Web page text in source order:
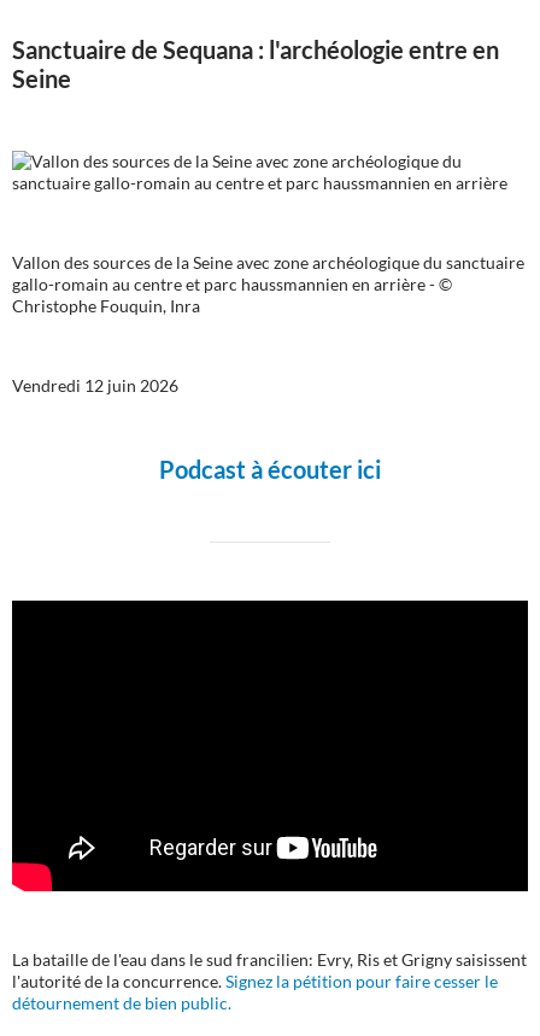
Sanctuaire de Sequana : l'archéologie entre en
Seine
Vallon des sources de la Seine avec zone archéologique du sanctuaire
gallo-romain au centre et parc haussmannien en arrière - ©
Christophe Fouquin, Inra
Vendredi 12 juin 2026
Podcast à écouter ici
La bataille de l'eau dans le sud francilien: Evry, Ris et Grigny saisissent
l'autorité de la concurrence.Signez la pétition pour faire cesser le
détournement de bien public.